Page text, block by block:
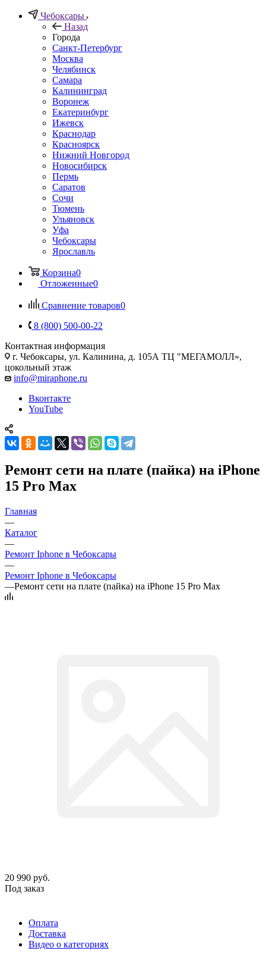
Чебоксары
Назад
Города
Санкт-Петербург
Москва
Челябинск
Самара
Калининград
Воронеж
Екатеринбург
Ижевск
Краснодар
Красноярск
Нижний Новгород
Новосибирск
Пермь
Саратов
Сочи
Тюмень
Ульяновск
Уфа
Чебоксары
Ярославль
Корзина0
Отложенные0
Сравнение товаров0
8 (800) 500-00-22
Контактная информация
г. Чебоксары, ул. Калинина, д. 105А ТЦ "МЕГАМОЛЛ»,
цокольный этаж
info@miraphone.ru
Вконтакте
YouTube
Ремонт сети на плате (пайка) на iPhone
15 Pro Max
Главная
—
Каталог
—
Ремонт Iphone в Чебоксары
—
Ремонт Iphone в Чебоксары
—Ремонт сети на плате (пайка) на iPhone 15 Pro Max
20 990 руб.
Под заказ
Оплата
Доставка
Видео о категориях